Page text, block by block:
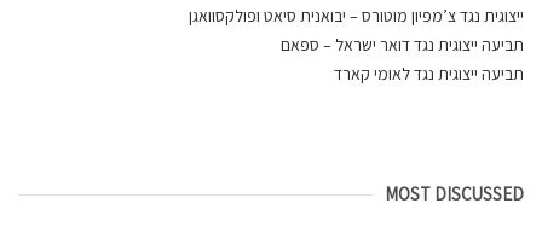
ייצוגית נגד צ’מפיון מוטורס – יבואנית סיאט ופולקסוואגן
תביעה ייצוגית נגד דואר ישראל – ספאם
תביעה ייצוגית נגד לאומי קארד
MOST DISCUSSED